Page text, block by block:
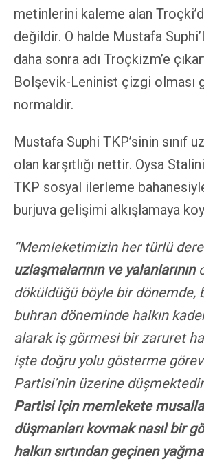
metinlerini kaleme alan
değildir. O halde Mustafa
daha sonra adı Troçkizm’e
Bolşevik-Leninist çizgi olması
normaldir.
Mustafa Suphi TKP’sinin sınıf
olan karşıtlığı nettir. Oysa
TKP sosyal ilerleme
burjuva gelişimi alkışlamaya
“Memleketimizin her türlü
uzlaşmalarının ve yalanlarının
döküldüğü böyle bir dönemde,
buhran döneminde halkın
alarak iş görmesi bir zaruret
işte doğru yolu gösterme
Partisi’nin üzerine
Partisi için memlekete
düşmanları kovmak nasıl bir
halkın sırtından geçinen